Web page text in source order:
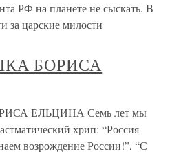
РФ на планете не сыскать. В
за царские милости
БОРИСА
ЕЛЬЦИНА Семь лет мы
хрип: “Россия
возрождение России!”, “С